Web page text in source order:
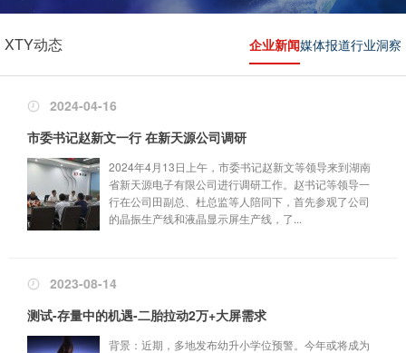
XTY动态 企业新闻媒体报道行业洞察
2024-04-16
市委书记赵新文一行 在新天源公司调研
2024年4月13日上午，市委书记赵新文等领导来到湖南
省新天源电子有限公司进行调研工作。赵书记等领导一
行在公司田副总、杜总监等人陪同下，首先参观了公司
的晶振生产线和液晶显示屏生产线，了...
2023-08-14
测试-存量中的机遇-二胎拉动2万+大屏需求
背景：近期，多地发布幼升小学位预警。今年或将成为